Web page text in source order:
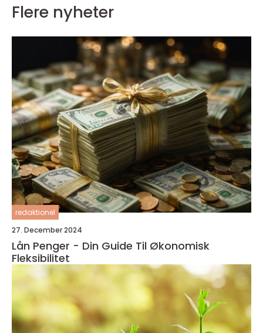
Flere nyheter
redaktionel
27. December 2024
Lån Penger - Din Guide Til Økonomisk
Fleksibilitet